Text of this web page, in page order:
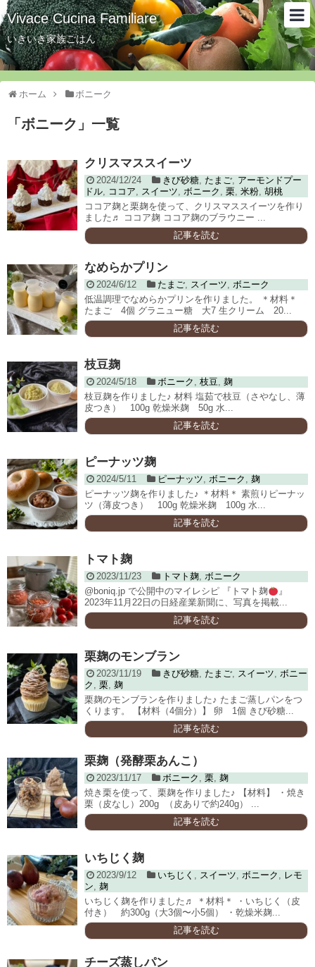
Vivace Cucina Familiare
いきいき家族ごはん
ホーム ボニーク
「 ボニーク 」 一覧
クリスマススイーツ
2024/12/24 きび砂糖, たまご, アーモンドプー
ドル, ココア, スイーツ, ボニーク , 栗, 米粉, 胡桃
ココア麹と栗麹を使って、クリスマススイーツを作り
ました♬ ココア麹 ココア麹のブラウニー ...
記事を読む
なめらかプリン
2024/6/12 たまご, スイーツ, ボニーク
低温調理でなめらかプリンを作りました。 ＊材料＊
たまご 4個 グラニュー糖 大7 生クリーム 20...
記事を読む
枝豆麹
2024/5/18 ボニーク , 枝豆, 麹
枝豆麹を作りました♪ 材料 塩茹で枝豆（さやなし、薄
皮つき） 100g 乾燥米麹 50g 水...
記事を読む
ピーナッツ麹
2024/5/11 ピーナッツ, ボニーク , 麹
ピーナッツ麹を作りました♪ ＊材料＊ 素煎りピーナッ
ツ（薄皮つき） 100g 乾燥米麹 100g 水...
記事を読む
トマト麹
2023/11/23 トマト麹, ボニーク
@boniq.jp で公開中のマイレシピ 『トマト麹
』
2023年11月22日の日経産業新聞に、写真を掲載...
記事を読む
栗麹のモンブラン
2023/11/19 きび砂糖, たまご, スイーツ, ボニー
ク , 栗, 麹
栗麹のモンブランを作りました♪ たまご蒸しパンをつ
くります。 【材料（4個分）】 卵 1個 きび砂糖...
記事を読む
栗麹（発酵栗あんこ）
2023/11/17 ボニーク , 栗, 麹
焼き栗を使って、栗麹を作りました♪ 【材料】 ・焼き
栗（皮なし）200g （皮ありで約240g） ...
記事を読む
いちじく麹
2023/9/12 いちじく , スイーツ, ボニーク , レモ
ン, 麹
いちじく麹を作りました♬ ＊材料＊ ・いちじく（皮
付き） 約300g（大3個〜小5個） ・乾燥米麹...
記事を読む
チーズ蒸しパン